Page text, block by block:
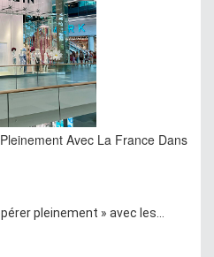
Avec La France Dans
pleinement » avec les...